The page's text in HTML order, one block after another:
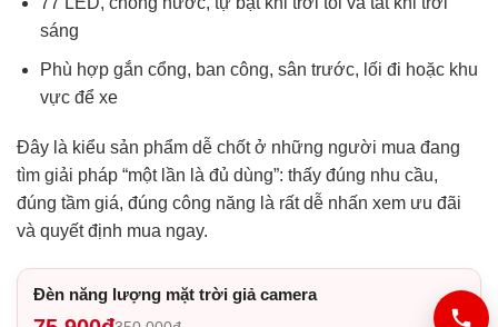
sáng
Phù hợp gắn cổng, ban công, sân trước, lối đi hoặc khu
vực để xe
Đây là kiểu sản phẩm dễ chốt ở những người mua đang
tìm giải pháp “một lần là đủ dùng”: thấy đúng nhu cầu,
đúng tầm giá, đúng công năng là rất dễ nhấn xem ưu đãi
và quyết định mua ngay.
Đèn năng lượng mặt trời giả camera